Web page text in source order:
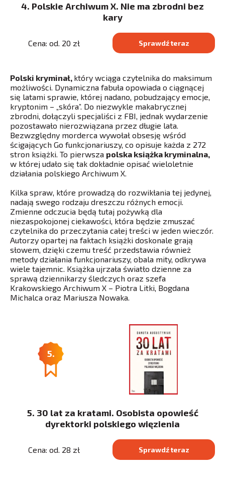
4. Polskie Archiwum X. Nie ma zbrodni bez
kary
Cena: od. 20 zł Sprawdź teraz
Polski kryminał, który wciąga czytelnika do maksimum
możliwości. Dynamiczna fabuła opowiada o ciągnącej
się latami sprawie, której nadano, pobudzający emocje,
kryptonim – „skóra”. Do niezwykle makabrycznej
zbrodni, dołączyli specjaliści z FBI, jednak wydarzenie
pozostawało nierozwiązana przez długie lata.
Bezwzględny morderca wywołał obsesję wśród
ścigających Go funkcjonariuszy, co opisuje każda z 272
stron książki. To pierwsza polska książka kryminalna,
w której udało się tak dokładnie opisać wieloletnie
działania polskiego Archiwum X.
Kilka spraw, które prowadzą do rozwikłania tej jedynej,
nadają swego rodzaju dreszczu różnych emocji.
Zmienne odczucia będą tutaj pożywką dla
niezaspokojonej ciekawości, która będzie zmuszać
czytelnika do przeczytania całej treści w jeden wieczór.
Autorzy opartej na faktach książki doskonale grają
słowem, dzięki czemu treść przedstawia również
metody działania funkcjonariuszy, obala mity, odkrywa
wiele tajemnic. Książka ujrzała światło dzienne za
sprawą dziennikarzy śledczych oraz szefa
Krakowskiego Archiwum X – Piotra Litki, Bogdana
Michalca oraz Mariusza Nowaka.
5.
5. 30 lat za kratami. Osobista opowieść
dyrektorki polskiego więzienia
Cena: od. 28 zł Sprawdź teraz